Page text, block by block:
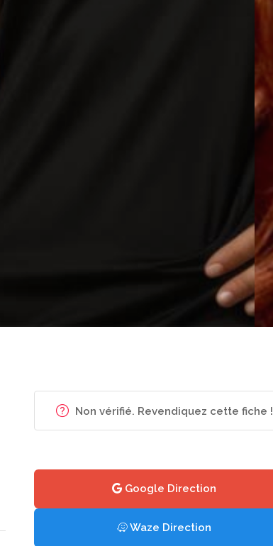
Non vérifié. Revendiquez cette fiche !
Google Direction
Waze Direction